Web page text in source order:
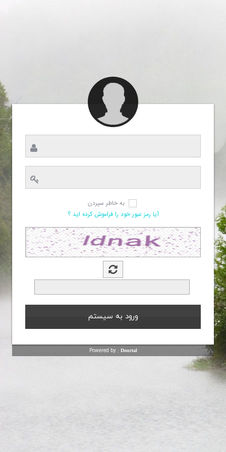
به خاطر سپردن
آیا رمز عبور خود را فراموش کرده اید ؟
Powered by : Dourtal